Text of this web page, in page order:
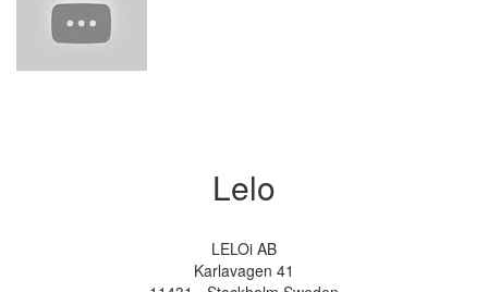
Lelo
LELOi AB
Karlavagen 41